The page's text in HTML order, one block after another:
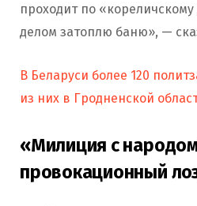
проходит по
делом затоплю баню», —
В Беларуси более 120
из них в Гродненской
«Милиция с
провокационный